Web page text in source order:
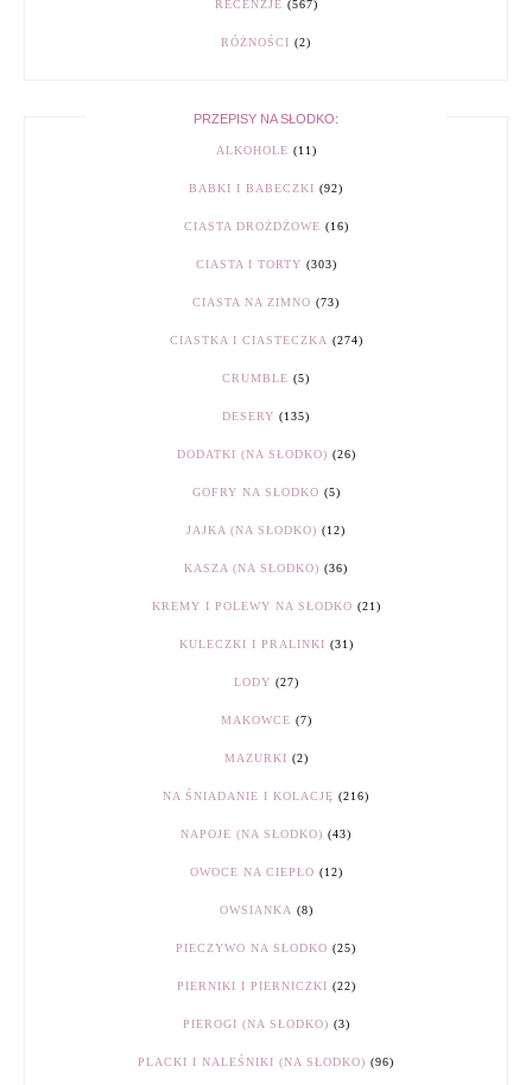
RECENZJE (567)
RÓŻNOŚCI (2)
PRZEPISY NA SŁODKO:
ALKOHOLE (11)
BABKI I BABECZKI (92)
CIASTA DROŻDŻOWE (16)
CIASTA I TORTY (303)
CIASTA NA ZIMNO (73)
CIASTKA I CIASTECZKA (274)
CRUMBLE (5)
DESERY (135)
DODATKI (NA SŁODKO) (26)
GOFRY NA SŁODKO (5)
JAJKA (NA SŁODKO) (12)
KASZA (NA SŁODKO) (36)
KREMY I POLEWY NA SŁODKO (21)
KULECZKI I PRALINKI (31)
LODY (27)
MAKOWCE (7)
MAZURKI (2)
NA ŚNIADANIE I KOLACJĘ (216)
NAPOJE (NA SŁODKO) (43)
OWOCE NA CIEPŁO (12)
OWSIANKA (8)
PIECZYWO NA SŁODKO (25)
PIERNIKI I PIERNICZKI (22)
PIEROGI (NA SŁODKO) (3)
PLACKI I NALEŚNIKI (NA SŁODKO) (96)